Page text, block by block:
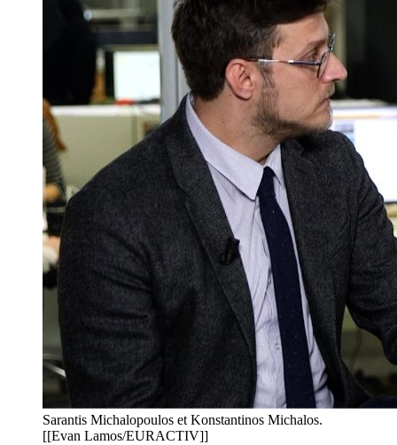
Sarantis Michalopoulos et Konstantinos Michalos.
[[Evan Lamos/EURACTIV]]